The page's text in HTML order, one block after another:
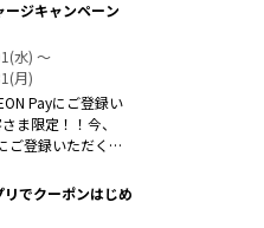
ージキャンペーン
水) 〜
月)
Payにご登録い
ま限定！！今、
ご登録いただく
でクーポンはじめ